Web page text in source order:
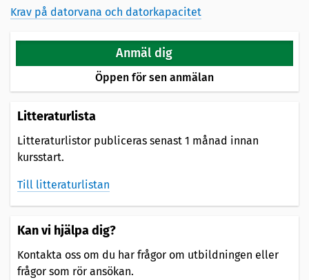
Krav på datorvana och datorkapacitet
Anmäl dig
Öppen för sen anmälan
Litteraturlista
Litteraturlistor publiceras senast 1 månad innan
kursstart.
Till litteraturlistan
Kan vi hjälpa dig?
Kontakta oss om du har frågor om utbildningen eller
frågor som rör ansökan.